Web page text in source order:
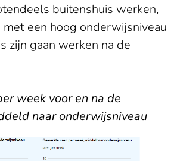
buitenshuis werken,
een hoog onderwijsniveau
zijn gaan werken na de
week voor en na de
naar onderwijsniveau